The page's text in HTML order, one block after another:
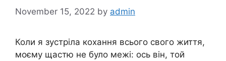
November 15, 2022 by admin
Коли я зустріла кохання всього свого життя,
моєму щастю не було межі: ось він, той